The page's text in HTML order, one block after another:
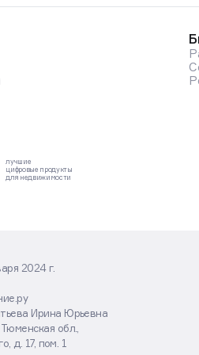
лучшие
цифровые продукты
для недвижимости
2024 г.
Ирина Юрьевна
обл.,
д. 17, пом. 1
соглашаетесь